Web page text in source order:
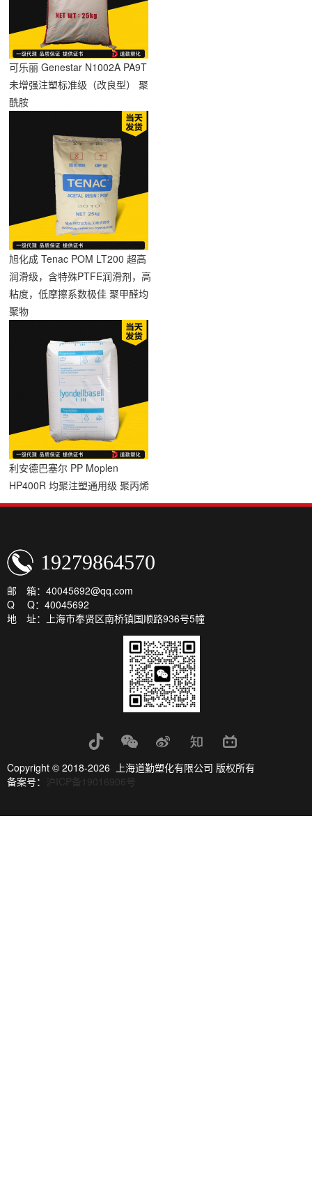
可乐丽 Genestar N1002A PA9T
未增强注塑标准级（改良型） 聚
酰胺
旭化成 Tenac POM LT200 超高
润滑级，含特殊PTFE润滑剂，高
粘度，低摩擦系数极佳 聚甲醛均
聚物
利安德巴塞尔 PP Moplen
HP400R 均聚注塑通用级 聚丙烯
19279864570
邮 箱：40045692@qq.com
Q Q：40045692
地 址：上海市奉贤区南桥镇国顺路936号5幢
Copyright © 2018-2026 上海道勤塑化有限公司 版权所有
备案号： 沪ICP备19016906号